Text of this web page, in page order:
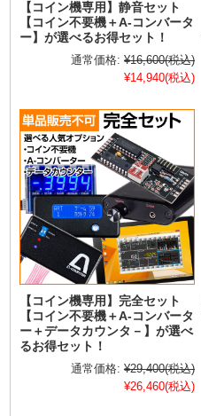
【コイン機専用】静音セット
【コイン不要機＋A-コンバータ
ー】が選べるお得セット！
通常価格: ¥16,600(税込)
¥14,940(税込)
【コイン機専用】完全セット
【コイン不要機＋A-コンバータ
ー＋データカウンタ－】が選べ
るお得セット！
通常価格: ¥29,400(税込)
¥26,460(税込)